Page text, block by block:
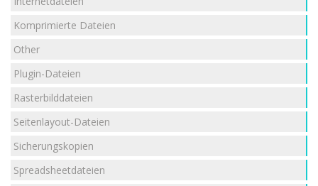
Komprimierte Dateien
Other
Plugin-Dateien
Rasterbilddateien
Seitenlayout-Dateien
Sicherungskopien
Spreadsheetdateien